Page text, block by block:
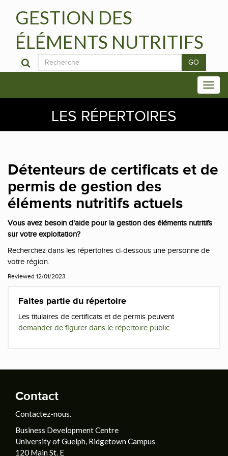
GESTION DES
ÉLÉMENTS NUTRITIFS
GO
LES RÉPERTOIRES
Détenteurs de certificats et de
permis de gestion des
éléments nutritifs actuels
Vous avez besoin d'aide pour la gestion des éléments nutritifs
sur votre exploitation?
Recherchez dans les répertoires ci-dessous une personne de
votre région.
Reviewed 12/01/2023
Faites partie du répertoire
Les titulaires de certificats et de permis peuvent
demander de figurer dans le répertoire public.
Contact
Contactez-nous.
Business Development Centre
University of Guelph, Ridgetown Campus
120 Main St. E